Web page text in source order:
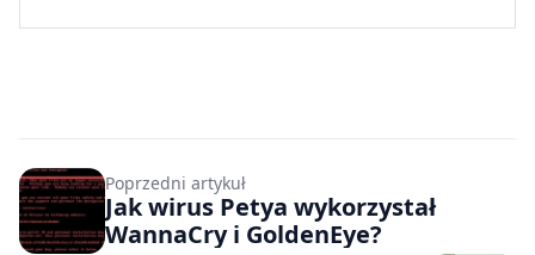
Poprzedni artykuł
Jak wirus Petya wykorzystał
WannaCry i GoldenEye?